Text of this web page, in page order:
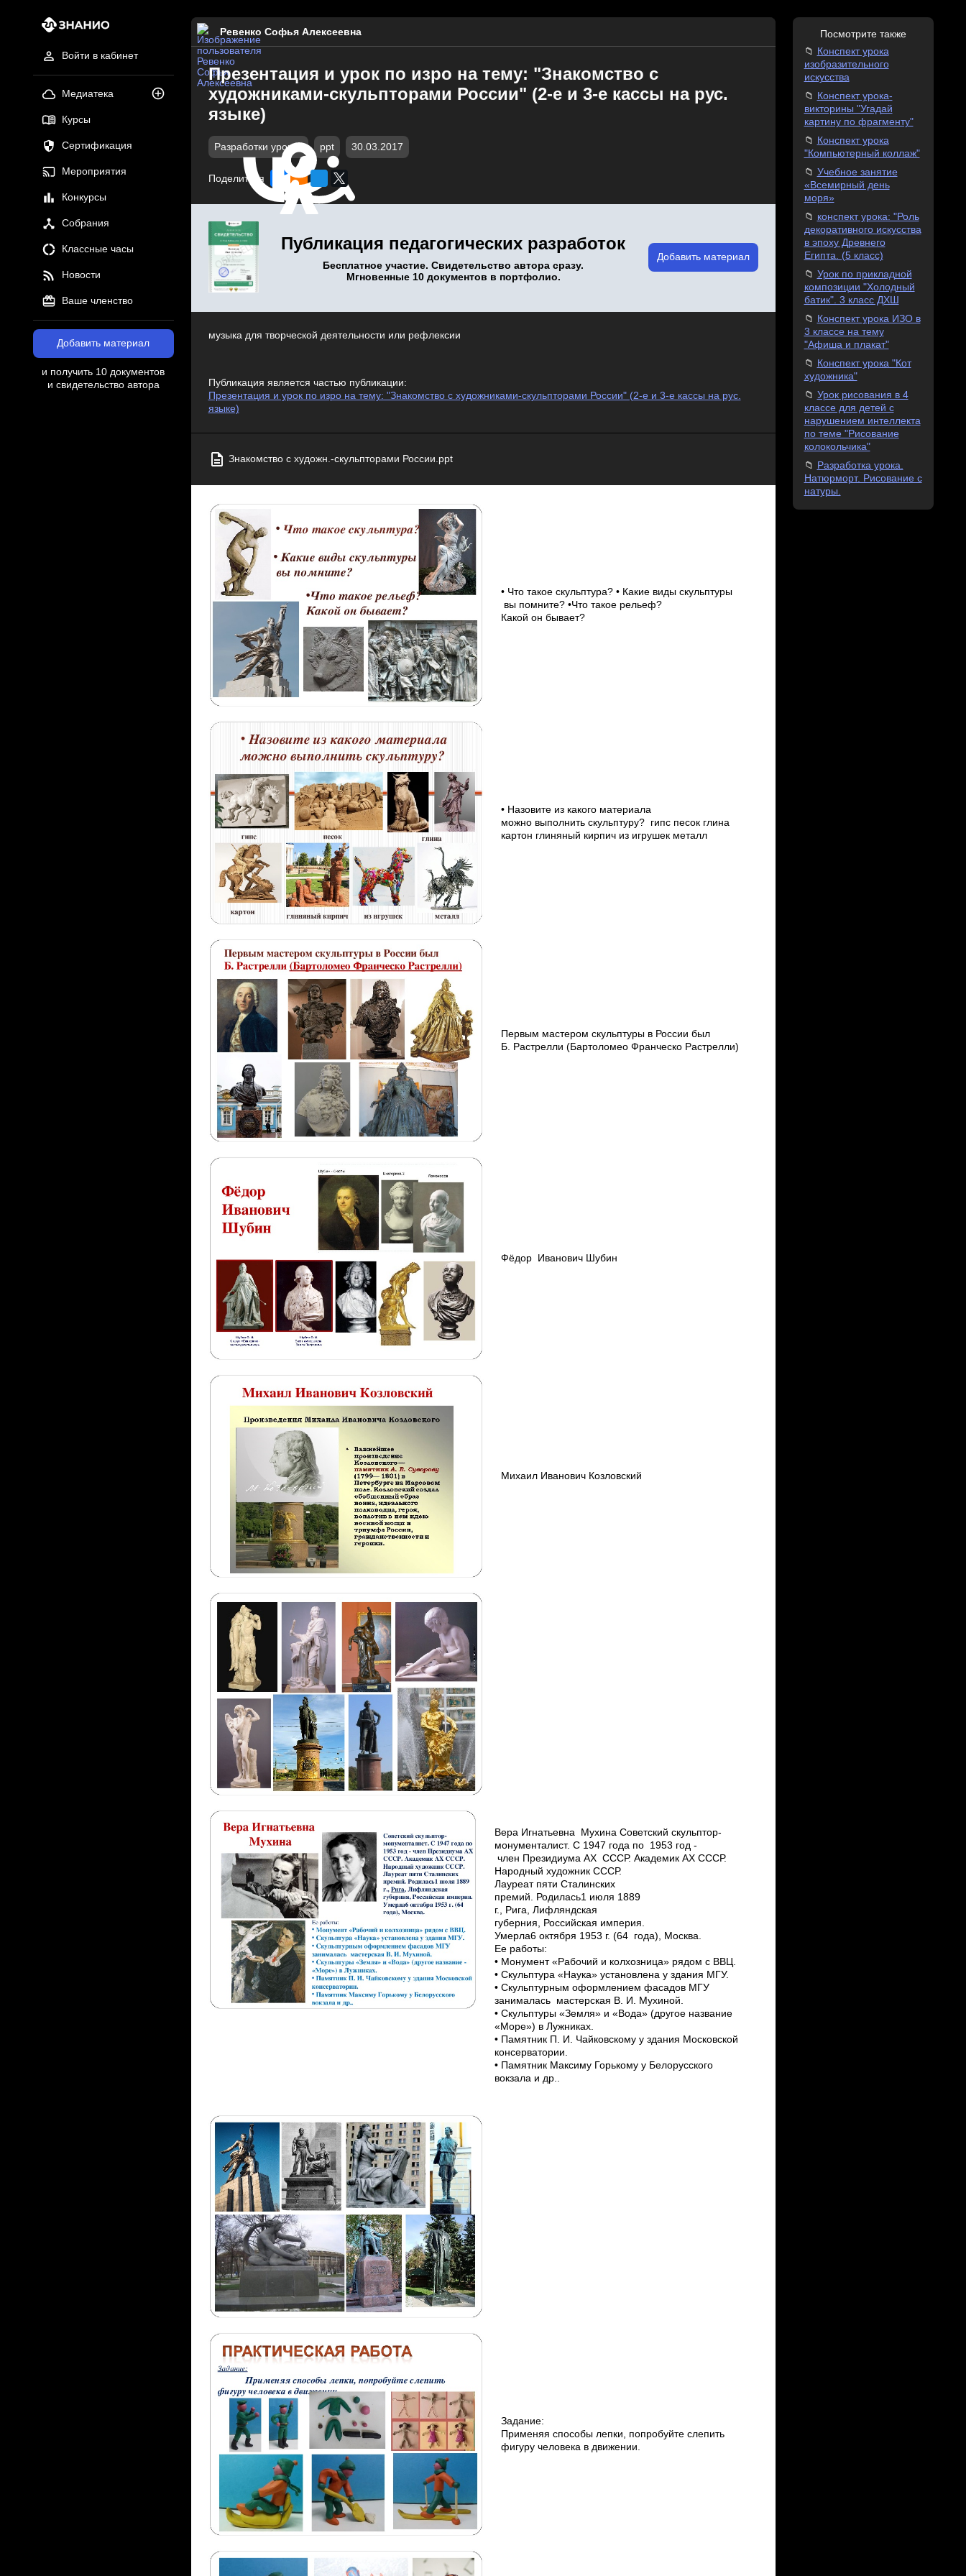
Войти в кабинет
Медиатека
Курсы
Сертификация
Мероприятия
Конкурсы
Собрания
Классные часы
Новости
Ваше членство
Добавить материал
и получить 10 документов
и свидетельство автора
Ревенко Софья Алексеевна
Презентация и урок по изро на тему: "Знакомство с
художниками-скульпторами России" (2-е и 3-е кассы на рус.
языке)
Разработки уроков ppt 30.03.2017
Поделиться
Публикация педагогических разработок
Бесплатное участие. Свидетельство автора сразу.
Мгновенные 10 документов в портфолио.
Добавить материал
музыка для творческой деятельности или рефлексии
Публикация является частью публикации:
Презентация и урок по изро на тему: "Знакомство с художниками-скульпторами России" (2-е и 3-е кассы на рус.
языке)
Знакомство с художн.-скульпторами России.ppt
• Что такое скульптура? • Какие виды скульптуры
вы помните? •Что такое рельеф?
Какой он бывает?
• Назовите из какого материала
можно выполнить скульптуру? гипс песок глина
картон глиняный кирпич из игрушек металл
Первым мастером скульптуры в России был
Б. Растрелли (Бартоломео Франческо Растрелли)
Фёдор Иванович Шубин
Михаил Иванович Козловский
Вера Игнатьевна Мухина Советский скульптор­
монументалист. С 1947 года по 1953 год ­
член Президиума АХ СССР. Академик АХ СССР.
Народный художник СССР.
Лауреат пяти Сталинских
премий. Родилась1 июля 1889
г., Рига, Лифляндская
губерния, Российская империя.
Умерла6 октября 1953 г. (64 года), Москва.
Ее работы:
• Монумент «Рабочий и колхозница» рядом с ВВЦ.
• Скульптура «Наука» установлена у здания МГУ.
• Скульптурным оформлением фасадов МГУ
занималась мастерская В. И. Мухиной.
• Скульптуры «Земля» и «Вода» (другое название ­
«Море») в Лужниках.
• Памятник П. И. Чайковскому у здания Московской
консерватории.
• Памятник Максиму Горькому у Белорусского
вокзала и др..
Задание:
Применяя способы лепки, попробуйте слепить
фигуру человека в движении.
Посмотрите также
Конспект урока
изобразительного
искусства
Конспект урока-
викторины "Угадай
картину по фрагменту"
Конспект урока
"Компьютерный коллаж"
Учебное занятие
«Всемирный день
моря»
конспект урока: "Роль
декоративного искусства
в эпоху Древнего
Египта. (5 класс)
Урок по прикладной
композиции "Холодный
батик". 3 класс ДХШ
Конспект урока ИЗО в
3 классе на тему
"Афиша и плакат"
Конспект урока "Кот
художника"
Урок рисования в 4
классе для детей с
нарушением интеллекта
по теме "Рисование
колокольчика"
Разработка урока.
Натюрморт. Рисование с
натуры.